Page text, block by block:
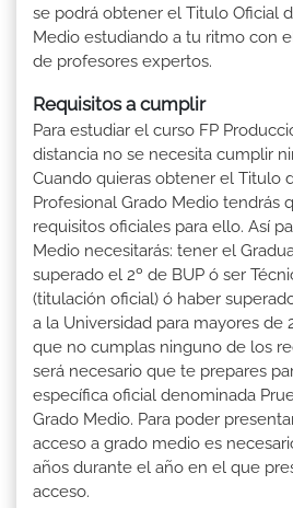
se podrá obtener el Titulo Oficial
Medio estudiando a tu ritmo con
de profesores expertos.
Requisitos a cumplir
Para estudiar el curso FP
distancia no se necesita cumplir
Cuando quieras obtener el Titulo
Profesional Grado Medio tendrás
requisitos oficiales para ello. Así
Medio necesitarás: tener el
superado el 2º de BUP ó ser
(titulación oficial) ó haber
a la Universidad para mayores de
que no cumplas ninguno de los
será necesario que te prepares
específica oficial denominada
Grado Medio. Para poder
acceso a grado medio es
años durante el año en el que
acceso.